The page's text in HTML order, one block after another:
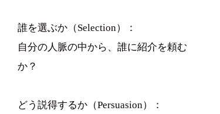
誰を選ぶか（Selection）：
自分の人脈の中から、誰に紹介を頼む
か？
どう説得するか（Persuasion）：